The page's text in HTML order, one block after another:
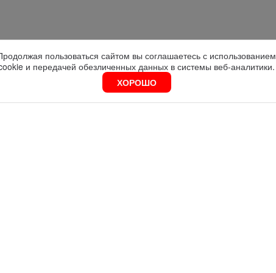
пользоваться сайтом вы соглашаетесь с использованием
и передачей обезличенных данных в системы веб-аналитики.
ХОРОШО